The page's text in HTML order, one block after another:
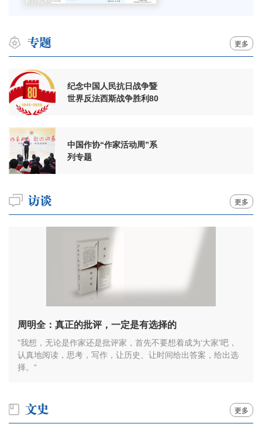
更多
纪念中国人民抗日战争暨
世界反法西斯战争胜利80
中国作协“作家活动周”系
列专题
更多
周明全：真正的批评，一定是有选择的
”我想，无论是作家还是批评家，首先不要想着成为‘大家’吧，
认真地阅读，思考，写作，让历史、让时间给出答案，给出选
择。“
更多